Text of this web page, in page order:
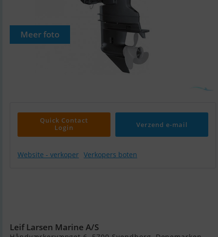
Meer foto
Quick Contact
Login
Verzend e-mail
Website - verkoper Verkopers boten
Leif Larsen Marine A/S